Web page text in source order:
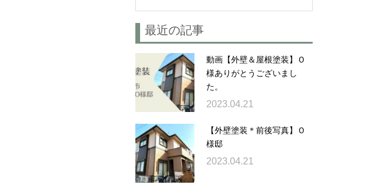
最近の記事
動画【外壁＆屋根塗装】Ｏ
様ありがとうございまし
た。
2023.04.21
【外壁塗装＊前後写真】Ｏ
様邸
2023.04.21